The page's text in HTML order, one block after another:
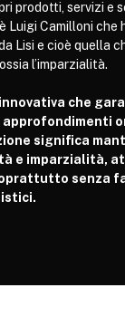
prodotti, servizi e
Luigi Camilloni che
Lisi e cioè quella
l’imparzialità.
che
approfondimenti
significa
e imparzialità,
senza